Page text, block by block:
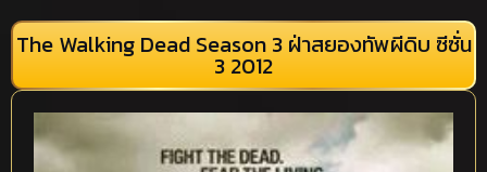
The Walking Dead Season 3 ฝ่าสยองทัพผีดิบ ซีซั่น
3 2012